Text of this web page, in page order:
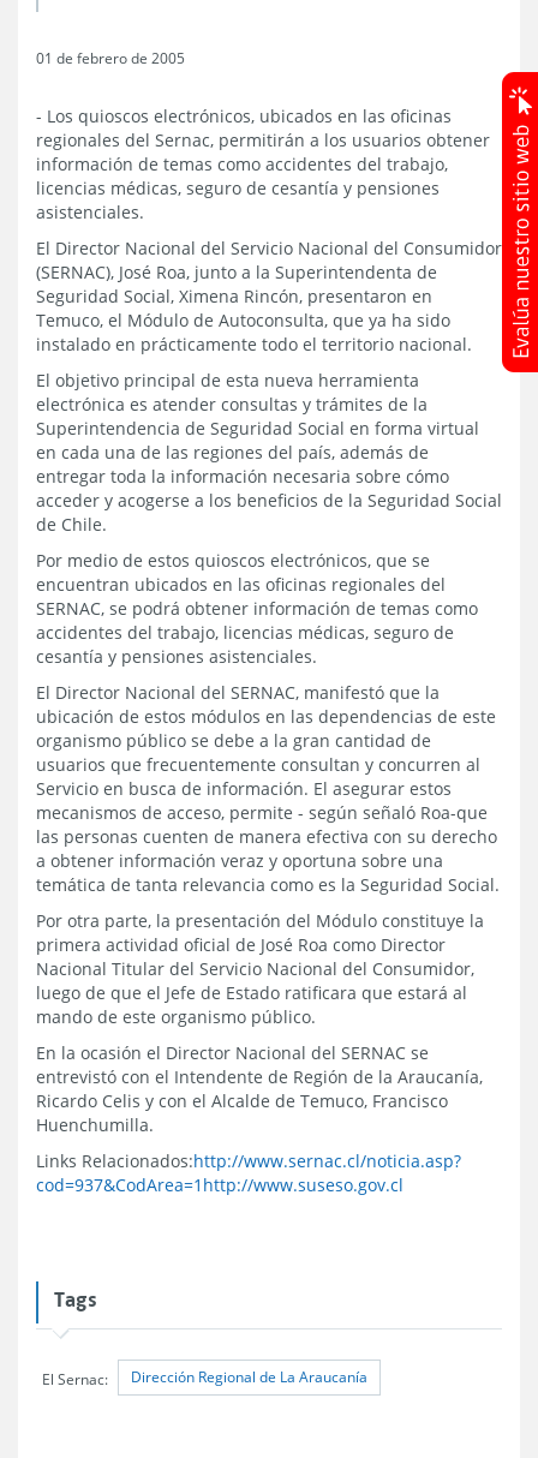
01 de febrero de 2005
- Los quioscos electrónicos, ubicados en las oficinas
regionales del Sernac, permitirán a los usuarios obtener
información de temas como accidentes del trabajo,
licencias médicas, seguro de cesantía y pensiones
asistenciales.
El Director Nacional del Servicio Nacional del Consumidor
(SERNAC), José Roa, junto a la Superintendenta de
Seguridad Social, Ximena Rincón, presentaron en
Temuco, el Módulo de Autoconsulta, que ya ha sido
instalado en prácticamente todo el territorio nacional.
El objetivo principal de esta nueva herramienta
electrónica es atender consultas y trámites de la
Superintendencia de Seguridad Social en forma virtual
en cada una de las regiones del país, además de
entregar toda la información necesaria sobre cómo
acceder y acogerse a los beneficios de la Seguridad Social
de Chile.
Por medio de estos quioscos electrónicos, que se
encuentran ubicados en las oficinas regionales del
SERNAC, se podrá obtener información de temas como
accidentes del trabajo, licencias médicas, seguro de
cesantía y pensiones asistenciales.
El Director Nacional del SERNAC, manifestó que la
ubicación de estos módulos en las dependencias de este
organismo público se debe a la gran cantidad de
usuarios que frecuentemente consultan y concurren al
Servicio en busca de información. El asegurar estos
mecanismos de acceso, permite - según señaló Roa-que
las personas cuenten de manera efectiva con su derecho
a obtener información veraz y oportuna sobre una
temática de tanta relevancia como es la Seguridad Social.
Por otra parte, la presentación del Módulo constituye la
primera actividad oficial de José Roa como Director
Nacional Titular del Servicio Nacional del Consumidor,
luego de que el Jefe de Estado ratificara que estará al
mando de este organismo público.
En la ocasión el Director Nacional del SERNAC se
entrevistó con el Intendente de Región de la Araucanía,
Ricardo Celis y con el Alcalde de Temuco, Francisco
Huenchumilla.
Links Relacionados:http://www.sernac.cl/noticia.asp?
cod=937&CodArea=1 http://www.suseso.gov.cl
Tags
El Sernac: Dirección Regional de La Araucanía